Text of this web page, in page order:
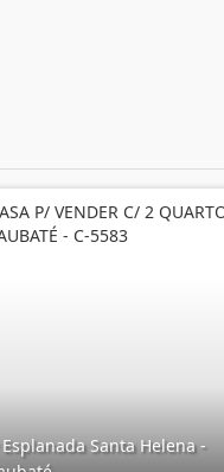
P/ VENDER C/ 2
- C-5583
Santa Helena -